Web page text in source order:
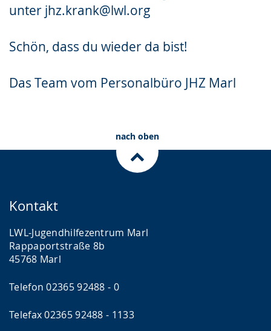
unter jhz.krank@lwl.org
Schön, dass du wieder da bist!
Das Team vom Personalbüro JHZ Marl
nach oben
Kontakt
LWL-Jugendhilfezentrum Marl
Rappaportstraße 8b
45768 Marl
Telefon 02365 92488 - 0
Telefax 02365 92488 - 1133